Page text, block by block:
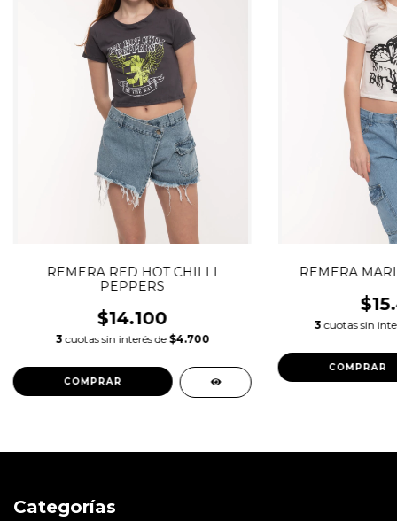
REMERA RED HOT CHILLI
PEPPERS
$14.100
3 cuotas sin interés de $4.700
COMPRAR
REMERA
3 cuotas sin
COMPRAR
Categorías